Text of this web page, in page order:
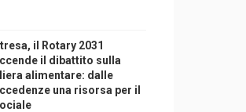
il Rotary 2031
il dibattito sulla
alimentare: dalle
una risorsa per il